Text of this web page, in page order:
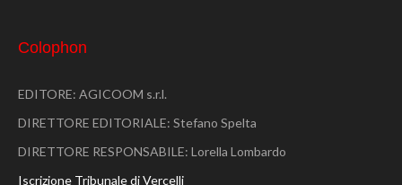
Colophon
EDITORE: AGICOOM s.r.l.
DIRETTORE EDITORIALE: Stefano Spelta
DIRETTORE RESPONSABILE: Lorella Lombardo
Iscrizione Tribunale di Vercelli